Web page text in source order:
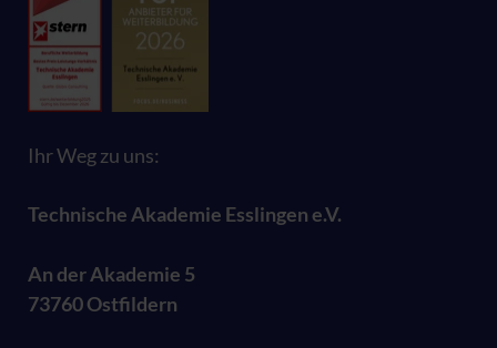
Ihr Weg zu uns:
Technische Akademie Esslingen e.V.
An der Akademie 5
73760 Ostfildern